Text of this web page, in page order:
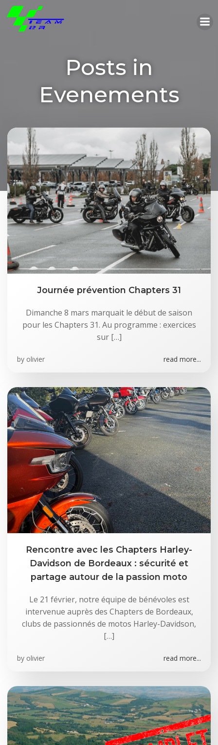
Posts in
Evenements
Journée prévention Chapters 31
Dimanche 8 mars marquait le début de saison
pour les Chapters 31. Au programme : exercices
sur […]
by olivier read more...
Rencontre avec les Chapters Harley-
Davidson de Bordeaux : sécurité et
partage autour de la passion moto
Le 21 février, notre équipe de bénévoles est
intervenue auprès des Chapters de Bordeaux,
clubs de passionnés de motos Harley-Davidson,
[…]
by olivier read more...